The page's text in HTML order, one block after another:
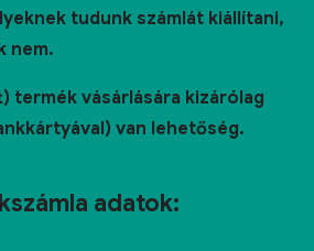
tudunk számlát kiállítani,
nem.
termék vásárlására kizárólag
van lehetőség.
adatok: